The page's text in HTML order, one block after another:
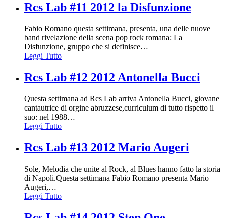
Rcs Lab #11 2012 la Disfunzione
Fabio Romano questa settimana, presenta, una delle nuove
band rivelazione della scena pop rock romana: La
Disfunzione, gruppo che si definisce…
Leggi Tutto
Rcs Lab #12 2012 Antonella Bucci
Questa settimana ad Rcs Lab arriva Antonella Bucci, giovane
cantautrice di orgine abruzzese,curriculum di tutto rispetto il
suo: nel 1988…
Leggi Tutto
Rcs Lab #13 2012 Mario Augeri
Sole, Melodia che unite al Rock, al Blues hanno fatto la storia
di Napoli.Questa settimana Fabio Romano presenta Mario
Augeri,…
Leggi Tutto